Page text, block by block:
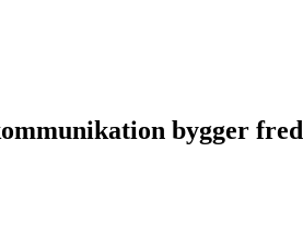
bygger fred